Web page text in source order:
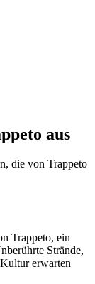
aus
die von Trappeto
Trappeto, ein
Strände,
erwarten